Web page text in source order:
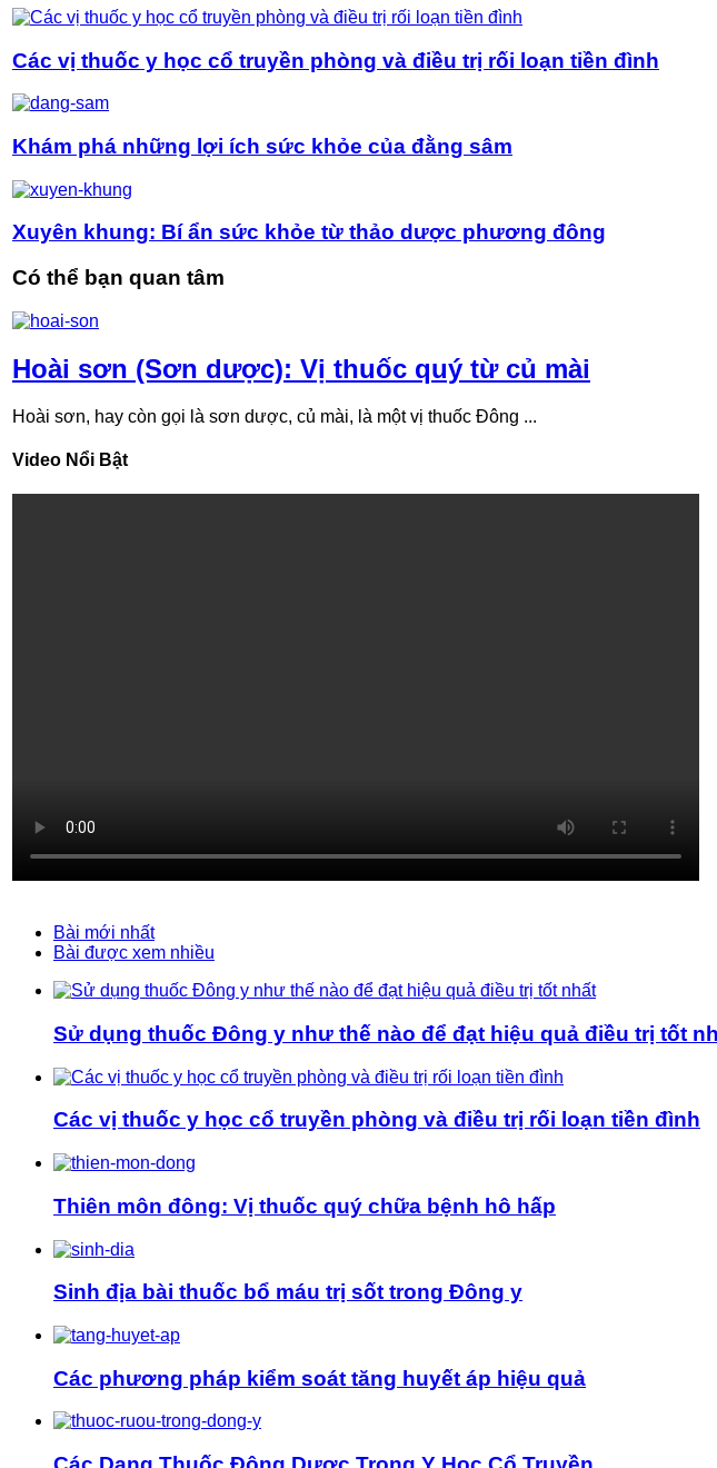
Các vị thuốc y học cổ truyền phòng và điều trị rối loạn tiền đình
Khám phá những lợi ích sức khỏe của đằng sâm
Xuyên khung: Bí ẩn sức khỏe từ thảo dược phương đông
Có thể bạn quan tâm
Hoài sơn (Sơn dược): Vị thuốc quý từ củ mài
Hoài sơn, hay còn gọi là sơn dược, củ mài, là một vị thuốc Đông ...
Video Nổi Bật
Bài mới nhất
Bài được xem nhiều
Sử dụng thuốc Đông y như thế nào để đạt hiệu quả điều trị tốt
Các vị thuốc y học cổ truyền phòng và điều trị rối loạn tiền đình
Thiên môn đông: Vị thuốc quý chữa bệnh hô hấp
Sinh địa bài thuốc bổ máu trị sốt trong Đông y
Các phương pháp kiểm soát tăng huyết áp hiệu quả